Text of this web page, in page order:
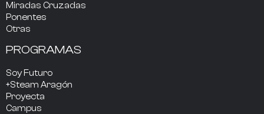
Miradas Cruzadas
Ponentes
Otras
PROGRAMAS
Soy Futuro
+Steam Aragón
Proyecta
Campus